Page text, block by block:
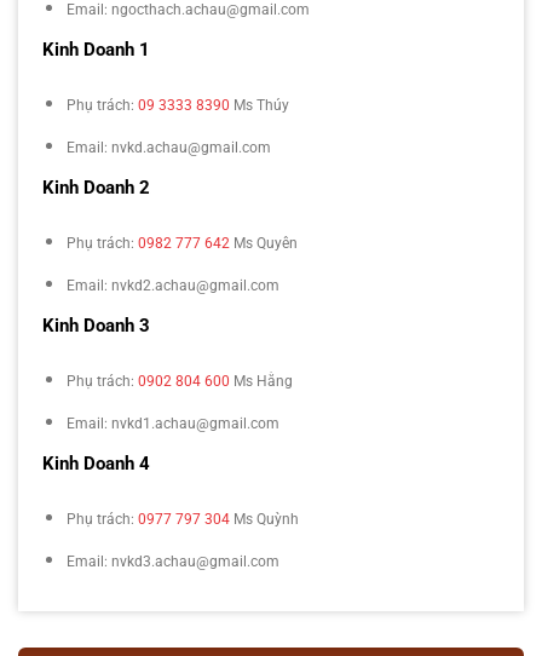
Email: ngocthach.achau@gmail.com
Kinh Doanh 1
Phụ trách: 09 3333 8390 Ms Thúy
Email: nvkd.achau@gmail.com
Kinh Doanh 2
Phụ trách: 0982 777 642 Ms Quyên
Email: nvkd2.achau@gmail.com
Kinh Doanh 3
Phụ trách: 0902 804 600 Ms Hằng
Email: nvkd1.achau@gmail.com
Kinh Doanh 4
Phụ trách: 0977 797 304 Ms Quỳnh
Email: nvkd3.achau@gmail.com